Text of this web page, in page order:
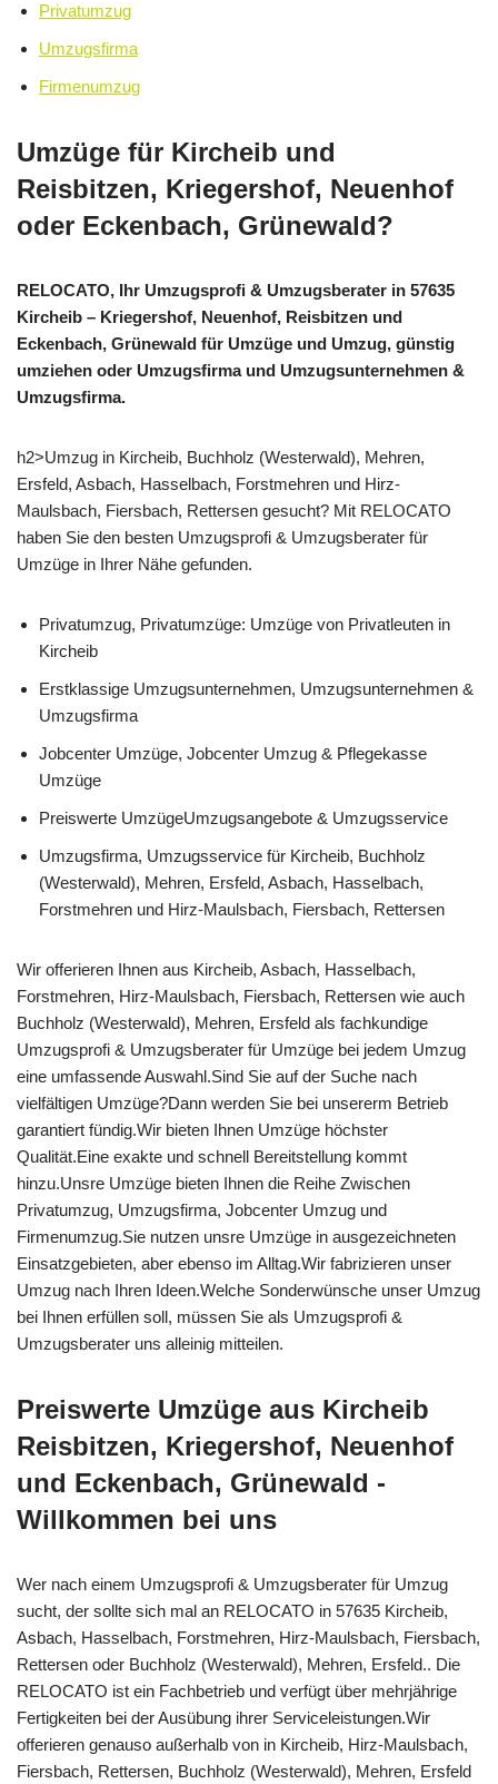
Privatumzug
Umzugsfirma
Firmenumzug
Umzüge für Kircheib und
Reisbitzen, Kriegershof, Neuenhof
oder Eckenbach, Grünewald?
RELOCATO, Ihr Umzugsprofi & Umzugsberater in 57635
Kircheib – Kriegershof, Neuenhof, Reisbitzen und
Eckenbach, Grünewald für Umzüge und Umzug, günstig
umziehen oder Umzugsfirma und Umzugsunternehmen &
Umzugsfirma.
h2>Umzug in Kircheib, Buchholz (Westerwald), Mehren,
Ersfeld, Asbach, Hasselbach, Forstmehren und Hirz-
Maulsbach, Fiersbach, Rettersen gesucht? Mit RELOCATO
haben Sie den besten Umzugsprofi & Umzugsberater für
Umzüge in Ihrer Nähe gefunden.
Privatumzug, Privatumzüge: Umzüge von Privatleuten in
Kircheib
Erstklassige Umzugsunternehmen, Umzugsunternehmen &
Umzugsfirma
Jobcenter Umzüge, Jobcenter Umzug & Pflegekasse
Umzüge
Preiswerte UmzügeUmzugsangebote & Umzugsservice
Umzugsfirma, Umzugsservice für Kircheib, Buchholz
(Westerwald), Mehren, Ersfeld, Asbach, Hasselbach,
Forstmehren und Hirz-Maulsbach, Fiersbach, Rettersen
Wir offerieren Ihnen aus Kircheib, Asbach, Hasselbach,
Forstmehren, Hirz-Maulsbach, Fiersbach, Rettersen wie auch
Buchholz (Westerwald), Mehren, Ersfeld als fachkundige
Umzugsprofi & Umzugsberater für Umzüge bei jedem Umzug
eine umfassende Auswahl.Sind Sie auf der Suche nach
vielfältigen Umzüge?Dann werden Sie bei unsererm Betrieb
garantiert fündig.Wir bieten Ihnen Umzüge höchster
Qualität.Eine exakte und schnell Bereitstellung kommt
hinzu.Unsre Umzüge bieten Ihnen die Reihe Zwischen
Privatumzug, Umzugsfirma, Jobcenter Umzug und
Firmenumzug.Sie nutzen unsre Umzüge in ausgezeichneten
Einsatzgebieten, aber ebenso im Alltag.Wir fabrizieren unser
Umzug nach Ihren Ideen.Welche Sonderwünsche unser Umzug
bei Ihnen erfüllen soll, müssen Sie als Umzugsprofi &
Umzugsberater uns alleinig mitteilen.
Preiswerte Umzüge aus Kircheib
Reisbitzen, Kriegershof, Neuenhof
und Eckenbach, Grünewald -
Willkommen bei uns
Wer nach einem Umzugsprofi & Umzugsberater für Umzug
sucht, der sollte sich mal an RELOCATO in 57635 Kircheib,
Asbach, Hasselbach, Forstmehren, Hirz-Maulsbach, Fiersbach,
Rettersen oder Buchholz (Westerwald), Mehren, Ersfeld.. Die
RELOCATO ist ein Fachbetrieb und verfügt über mehrjährige
Fertigkeiten bei der Ausübung ihrer Serviceleistungen.Wir
offerieren genauso außerhalb von in Kircheib, Hirz-Maulsbach,
Fiersbach, Rettersen, Buchholz (Westerwald), Mehren, Ersfeld